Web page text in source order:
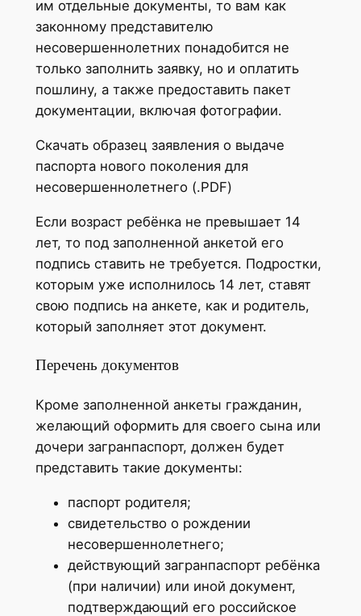
им отдельные документы, то вам как
законному представителю
несовершеннолетних понадобится не
только заполнить заявку, но и оплатить
пошлину, а также предоставить пакет
документации, включая фотографии.
Скачать образец заявления о выдаче
паспорта нового поколения для
несовершеннолетнего (.PDF)
Если возраст ребёнка не превышает 14
лет, то под заполненной анкетой его
подпись ставить не требуется. Подростки,
которым уже исполнилось 14 лет, ставят
свою подпись на анкете, как и родитель,
который заполняет этот документ.
Перечень документов
Кроме заполненной анкеты гражданин,
желающий оформить для своего сына или
дочери загранпаспорт, должен будет
представить такие документы:
паспорт родителя;
свидетельство о рождении
несовершеннолетнего;
действующий загранпаспорт ребёнка
(при наличии) или иной документ,
подтверждающий его российское